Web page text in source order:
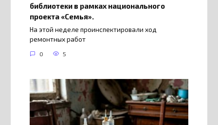
библиотеки в рамках национального
проекта «Семья».
На этой неделе проинспектировали ход
ремонтных работ
0 5